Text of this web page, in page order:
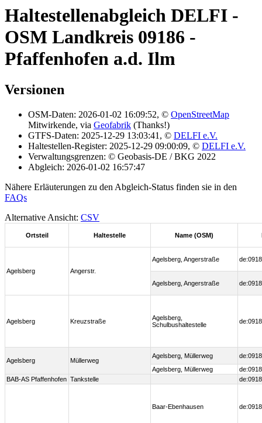
Haltestellenabgleich DELFI -
OSM Landkreis 09186 -
Pfaffenhofen a.d. Ilm
Versionen
OSM-Daten: 2026-01-02 16:09:52, © OpenStreetMap
Mitwirkende, via Geofabrik (Thanks!)
GTFS-Daten: 2025-12-29 13:03:41, © DELFI e.V.
Haltestellen-Register: 2025-12-29 09:00:09, © DELFI e.V.
Verwaltungsgrenzen: © Geobasis-DE / BKG 2022
Abgleich: 2026-01-02 16:57:47
Nähere Erläuterungen zu den Abgleich-Status finden sie in den
FAQs
Alternative Ansicht: CSV
Ortsteil Haltestelle Name (OSM)
Agelsberg Angerstr.
Agelsberg, Angerstraße
Agelsberg, Angerstraße
Agelsberg Kreuzstraße
Agelsberg,
Schulbushaltestelle
Agelsberg Müllerweg
Agelsberg, Müllerweg
Agelsberg, Müllerweg
BAB-AS Pfaffenhofen Tankstelle
Baar-Ebenhausen